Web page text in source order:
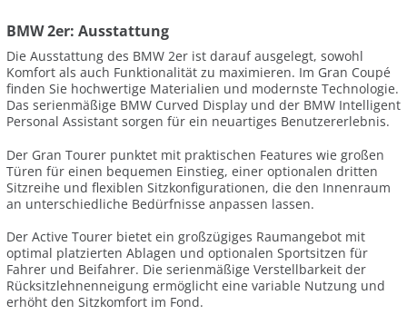
BMW 2er: Ausstattung
Die Ausstattung des BMW 2er ist darauf ausgelegt, sowohl
Komfort als auch Funktionalität zu maximieren. Im Gran Coupé
finden Sie hochwertige Materialien und modernste Technologie.
Das serienmäßige BMW Curved Display und der BMW Intelligent
Personal Assistant sorgen für ein neuartiges Benutzererlebnis.
Der Gran Tourer punktet mit praktischen Features wie großen
Türen für einen bequemen Einstieg, einer optionalen dritten
Sitzreihe und flexiblen Sitzkonfigurationen, die den Innenraum
an unterschiedliche Bedürfnisse anpassen lassen.
Der Active Tourer bietet ein großzügiges Raumangebot mit
optimal platzierten Ablagen und optionalen Sportsitzen für
Fahrer und Beifahrer. Die serienmäßige Verstellbarkeit der
Rücksitzlehnenneigung ermöglicht eine variable Nutzung und
erhöht den Sitzkomfort im Fond.